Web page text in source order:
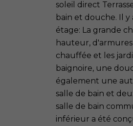
soleil direct
bain et douche. Il
étage: La grande
hauteur,
chauffée et les
baignoire, une
également une
salle de bain et
salle de bain
inférieur a été